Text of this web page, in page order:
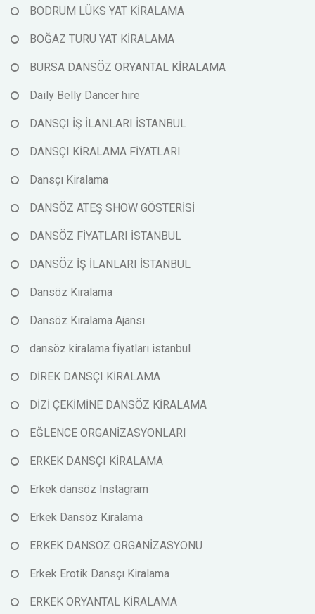
BODRUM LÜKS YAT KİRALAMA
BOĞAZ TURU YAT KİRALAMA
BURSA DANSÖZ ORYANTAL KİRALAMA
Daily Belly Dancer hire
DANSÇI İŞ İLANLARI İSTANBUL
DANSÇI KİRALAMA FİYATLARI
Dansçı Kiralama
DANSÖZ ATEŞ SHOW GÖSTERİSİ
DANSÖZ FİYATLARI İSTANBUL
DANSÖZ İŞ İLANLARI İSTANBUL
Dansöz Kiralama
Dansöz Kiralama Ajansı
dansöz kiralama fiyatları istanbul
DİREK DANSÇI KİRALAMA
DİZİ ÇEKİMİNE DANSÖZ KİRALAMA
EĞLENCE ORGANİZASYONLARI
ERKEK DANSÇI KİRALAMA
Erkek dansöz Instagram
Erkek Dansöz Kiralama
ERKEK DANSÖZ ORGANİZASYONU
Erkek Erotik Dansçı Kiralama
ERKEK ORYANTAL KİRALAMA